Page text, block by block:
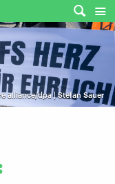
alliance/dpa | Stefan Sauer